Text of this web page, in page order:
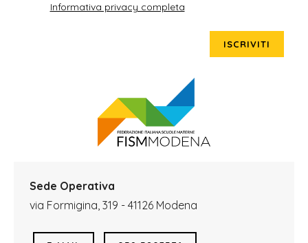
Informativa privacy completa
ISCRIVITI
Sede Operativa
via Formigina, 319 - 41126 Modena